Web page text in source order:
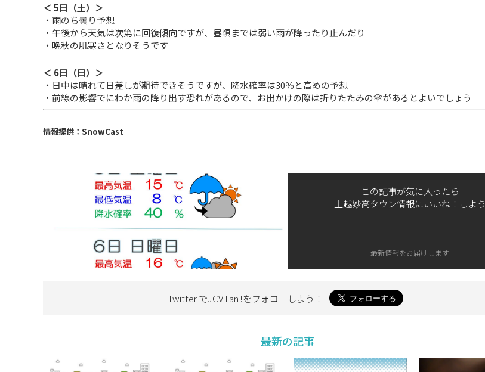
＜ 5日（土）＞
・雨のち曇り予想
・午後から天気は次第に回復傾向ですが、昼頃までは弱い雨が降ったり止んだり
・晩秋の肌寒さとなりそうです
＜ 6日（日）＞
・日中は晴れて日差しが期待できそうですが、降水確率は30％と高めの予想
・前線の影響でにわか雨の降り出す恐れがあるので、お出かけの際は折りたたみの傘があるとよいでしょう
情報提供：SnowCast
この記事が気に入ったら
上越妙高タウン情報にいいね！しよう
最新情報をお届けします
Twitter でJCV Fan !をフォローしよう！
最新の記事